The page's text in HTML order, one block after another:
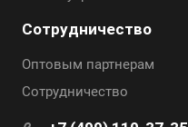
Сотрудничество
Оптовым партнерам
Сотрудничество